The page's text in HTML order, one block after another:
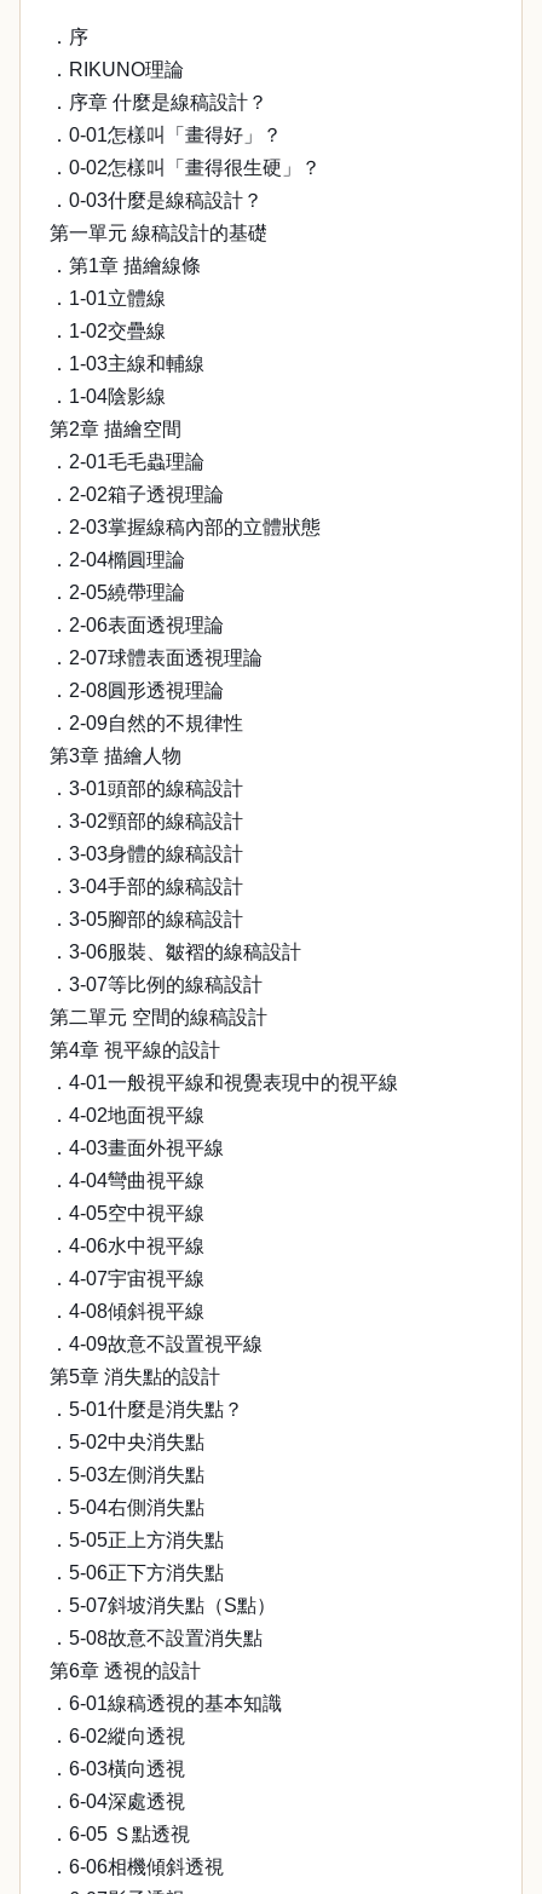
．序
．RIKUNO理論
．序章 什麼是線稿設計？
．0-01怎樣叫「畫得好」？
．0-02怎樣叫「畫得很生硬」？
．0-03什麼是線稿設計？
第一單元 線稿設計的基礎
．第1章 描繪線條
．1-01立體線
．1-02交疊線
．1-03主線和輔線
．1-04陰影線
第2章 描繪空間
．2-01毛毛蟲理論
．2-02箱子透視理論
．2-03掌握線稿內部的立體狀態
．2-04橢圓理論
．2-05繞帶理論
．2-06表面透視理論
．2-07球體表面透視理論
．2-08圓形透視理論
．2-09自然的不規律性
第3章 描繪人物
．3-01頭部的線稿設計
．3-02頸部的線稿設計
．3-03身體的線稿設計
．3-04手部的線稿設計
．3-05腳部的線稿設計
．3-06服裝、皺褶的線稿設計
．3-07等比例的線稿設計
第二單元 空間的線稿設計
第4章 視平線的設計
．4-01一般視平線和視覺表現中的視平線
．4-02地面視平線
．4-03畫面外視平線
．4-04彎曲視平線
．4-05空中視平線
．4-06水中視平線
．4-07宇宙視平線
．4-08傾斜視平線
．4-09故意不設置視平線
第5章 消失點的設計
．5-01什麼是消失點？
．5-02中央消失點
．5-03左側消失點
．5-04右側消失點
．5-05正上方消失點
．5-06正下方消失點
．5-07斜坡消失點（S點）
．5-08故意不設置消失點
第6章 透視的設計
．6-01線稿透視的基本知識
．6-02縱向透視
．6-03橫向透視
．6-04深處透視
．6-05 Ｓ點透視
．6-06相機傾斜透視